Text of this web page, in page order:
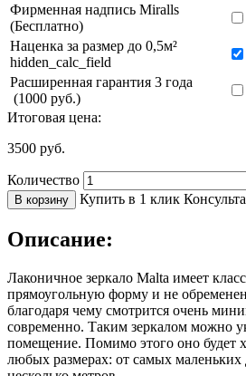
Фирменная надпись Miralls
(Бесплатно)
Наценка за размер до 0,5м²
hidden_calc_field
Расширенная гарантия 3 года
(1000 руб.)
Итоговая цена:
3500 руб.
Количество
В корзину Купить в 1 клик
Описание:
Лаконичное зеркало Malta имеет
прямоугольную форму и не
благодаря чему смотрится очень
современно. Таким зеркалом можно
помещение. Помимо этого оно будет
любых размерах: от самых